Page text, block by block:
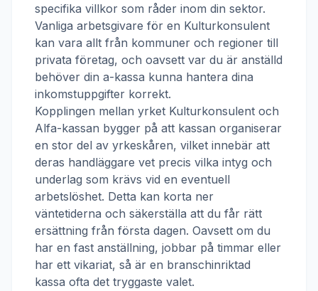
specifika villkor som råder inom din sektor.
Vanliga arbetsgivare för en Kulturkonsulent
kan vara allt från kommuner och regioner till
privata företag, och oavsett var du är anställd
behöver din a-kassa kunna hantera dina
inkomstuppgifter korrekt.
Kopplingen mellan yrket Kulturkonsulent och
Alfa-kassan bygger på att kassan organiserar
en stor del av yrkeskåren, vilket innebär att
deras handläggare vet precis vilka intyg och
underlag som krävs vid en eventuell
arbetslöshet. Detta kan korta ner
väntetiderna och säkerställa att du får rätt
ersättning från första dagen. Oavsett om du
har en fast anställning, jobbar på timmar eller
har ett vikariat, så är en branschinriktad
kassa ofta det tryggaste valet.